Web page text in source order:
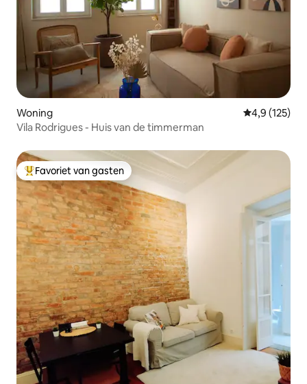
Woning Gemiddelde
4,9 (125)
Vila Rodrigues - Huis van de timmerman
Topfavoriet van gasten
Favoriet van gasten